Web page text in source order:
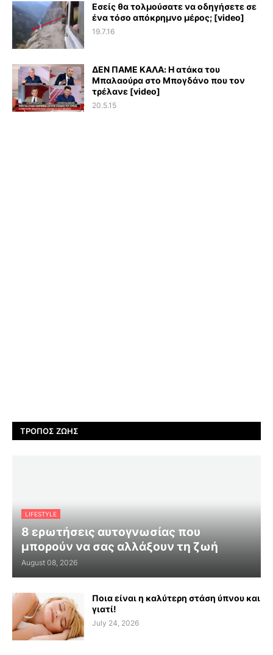
Εσείς θα τολμούσατε να οδηγήσετε σε
ένα τόσο απόκρημνο μέρος; [video]
19.7.16
ΔΕΝ ΠΑΜΕ ΚΑΛΑ: Η ατάκα του
Μπαλαούρα στο Μπογδάνο που τον
τρέλανε [video]
20.5.15
ΤΡΌΠΟΣ ΖΩΉΣ
LIFESTYLE
8 ερωτήσεις αυτογνωσίας που
μπορούν να σας αλλάξουν τη ζωή
August 08, 2026
Ποια είναι η καλύτερη στάση ύπνου και
γιατί!
July 24, 2026